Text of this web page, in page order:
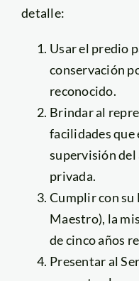
detalle:
Usar el predio
conservación
reconocido.
Brindar al
facilidades que
supervisión del
privada.
Cumplir con su
Maestro), la
de cinco años
Presentar al